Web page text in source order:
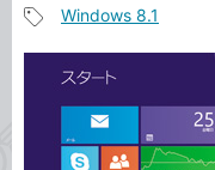
事
カ
テ
リ
Windows 8.1